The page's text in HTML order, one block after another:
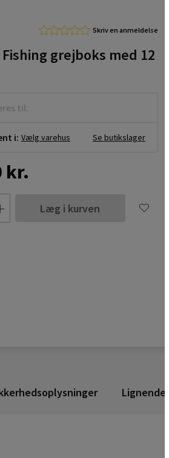
Skriv en anmeldelse
grejboks med 12
til:
i: Vælg varehus Se butikslager
kr.
Læg i kurven
Lignende